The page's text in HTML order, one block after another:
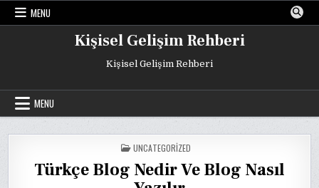
Skip
MENU
Kişisel Gelişim Rehberi
Kişisel Gelişim Rehberi
MENU
POSTED
IN
UNCATEGORIZED
Türkçe Blog Nedir Ve Blog Nasıl